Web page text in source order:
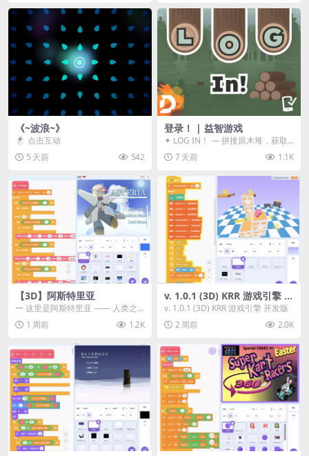
《~波浪~》
🖱️ 点击互动
5 天前
542
登录！ | 益智游戏
✦ LOG IN！ — 拼接原木堆，获取
分数！ ᑕ☲◎ ᑕ☲◎ ᑕ☲◎ ᑕ☲◎ ...
7 天前 1.1K
【3D】阿斯特里亚
ー 这里是阿斯特里亚 —— 人类之
罪与未来希望交汇之地 📖 游戏简
介 《阿斯特里...
1 周前 1.2K
v. 1.0.1 (3D) KRR 游戏引擎 开
发版
v. 1.0.1 (3D) KRR 游戏引擎 开发版
2 周前
2.0K